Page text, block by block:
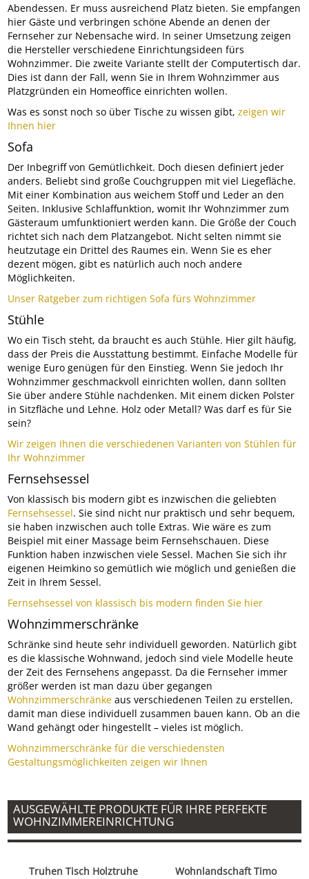
Abendessen. Er muss ausreichend Platz bieten. Sie empfangen
hier Gäste und verbringen schöne Abende an denen der
Fernseher zur Nebensache wird. In seiner Umsetzung zeigen
die Hersteller verschiedene Einrichtungsideen fürs
Wohnzimmer. Die zweite Variante stellt der Computertisch dar.
Dies ist dann der Fall, wenn Sie in Ihrem Wohnzimmer aus
Platzgründen ein Homeoffice einrichten wollen.
Was es sonst noch so über Tische zu wissen gibt, zeigen wir
Ihnen hier
Sofa
Der Inbegriff von Gemütlichkeit. Doch diesen definiert jeder
anders. Beliebt sind große Couchgruppen mit viel Liegefläche.
Mit einer Kombination aus weichem Stoff und Leder an den
Seiten. Inklusive Schlaffunktion, womit Ihr Wohnzimmer zum
Gästeraum umfunktioniert werden kann. Die Größe der Couch
richtet sich nach dem Platzangebot. Nicht selten nimmt sie
heutzutage ein Drittel des Raumes ein. Wenn Sie es eher
dezent mögen, gibt es natürlich auch noch andere
Möglichkeiten.
Unser Ratgeber zum richtigen Sofa fürs Wohnzimmer
Stühle
Wo ein Tisch steht, da braucht es auch Stühle. Hier gilt häufig,
dass der Preis die Ausstattung bestimmt. Einfache Modelle für
wenige Euro genügen für den Einstieg. Wenn Sie jedoch Ihr
Wohnzimmer geschmackvoll einrichten wollen, dann sollten
Sie über andere Stühle nachdenken. Mit einem dicken Polster
in Sitzfläche und Lehne. Holz oder Metall? Was darf es für Sie
sein?
Wir zeigen Ihnen die verschiedenen Varianten von Stühlen für
Ihr Wohnzimmer
Fernsehsessel
Von klassisch bis modern gibt es inzwischen die geliebten
Fernsehsessel. Sie sind nicht nur praktisch und sehr bequem,
sie haben inzwischen auch tolle Extras. Wie wäre es zum
Beispiel mit einer Massage beim Fernsehschauen. Diese
Funktion haben inzwischen viele Sessel. Machen Sie sich ihr
eigenen Heimkino so gemütlich wie möglich und genießen die
Zeit in Ihrem Sessel.
Fernsehsessel von klassisch bis modern finden Sie hier
Wohnzimmerschränke
Schränke sind heute sehr individuell geworden. Natürlich gibt
es die klassische Wohnwand, jedoch sind viele Modelle heute
der Zeit des Fernsehens angepasst. Da die Fernseher immer
größer werden ist man dazu über gegangen
Wohnzimmerschränke aus verschiedenen Teilen zu erstellen,
damit man diese individuell zusammen bauen kann. Ob an die
Wand gehängt oder hingestellt – vieles ist möglich.
Wohnzimmerschränke für die verschiedensten
Gestaltungsmöglichkeiten zeigen wir Ihnen
AUSGEWÄHLTE PRODUKTE FÜR IHRE PERFEKTE
WOHNZIMMEREINRICHTUNG
Truhen Tisch Holztruhe Wohnlandschaft Timo